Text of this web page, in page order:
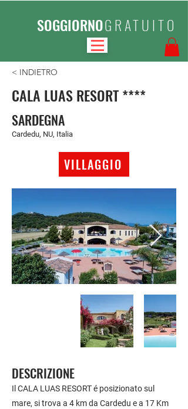
SOGGIORNOGRATUITO
< INDIETRO
CALA LUAS RESORT ****
SARDEGNA
Cardedu, NU, Italia
VILLAGGIO
DESCRIZIONE
Il CALA LUAS RESORT é posizionato sul
mare, si trova a 4 km da Cardedu e a 17 Km